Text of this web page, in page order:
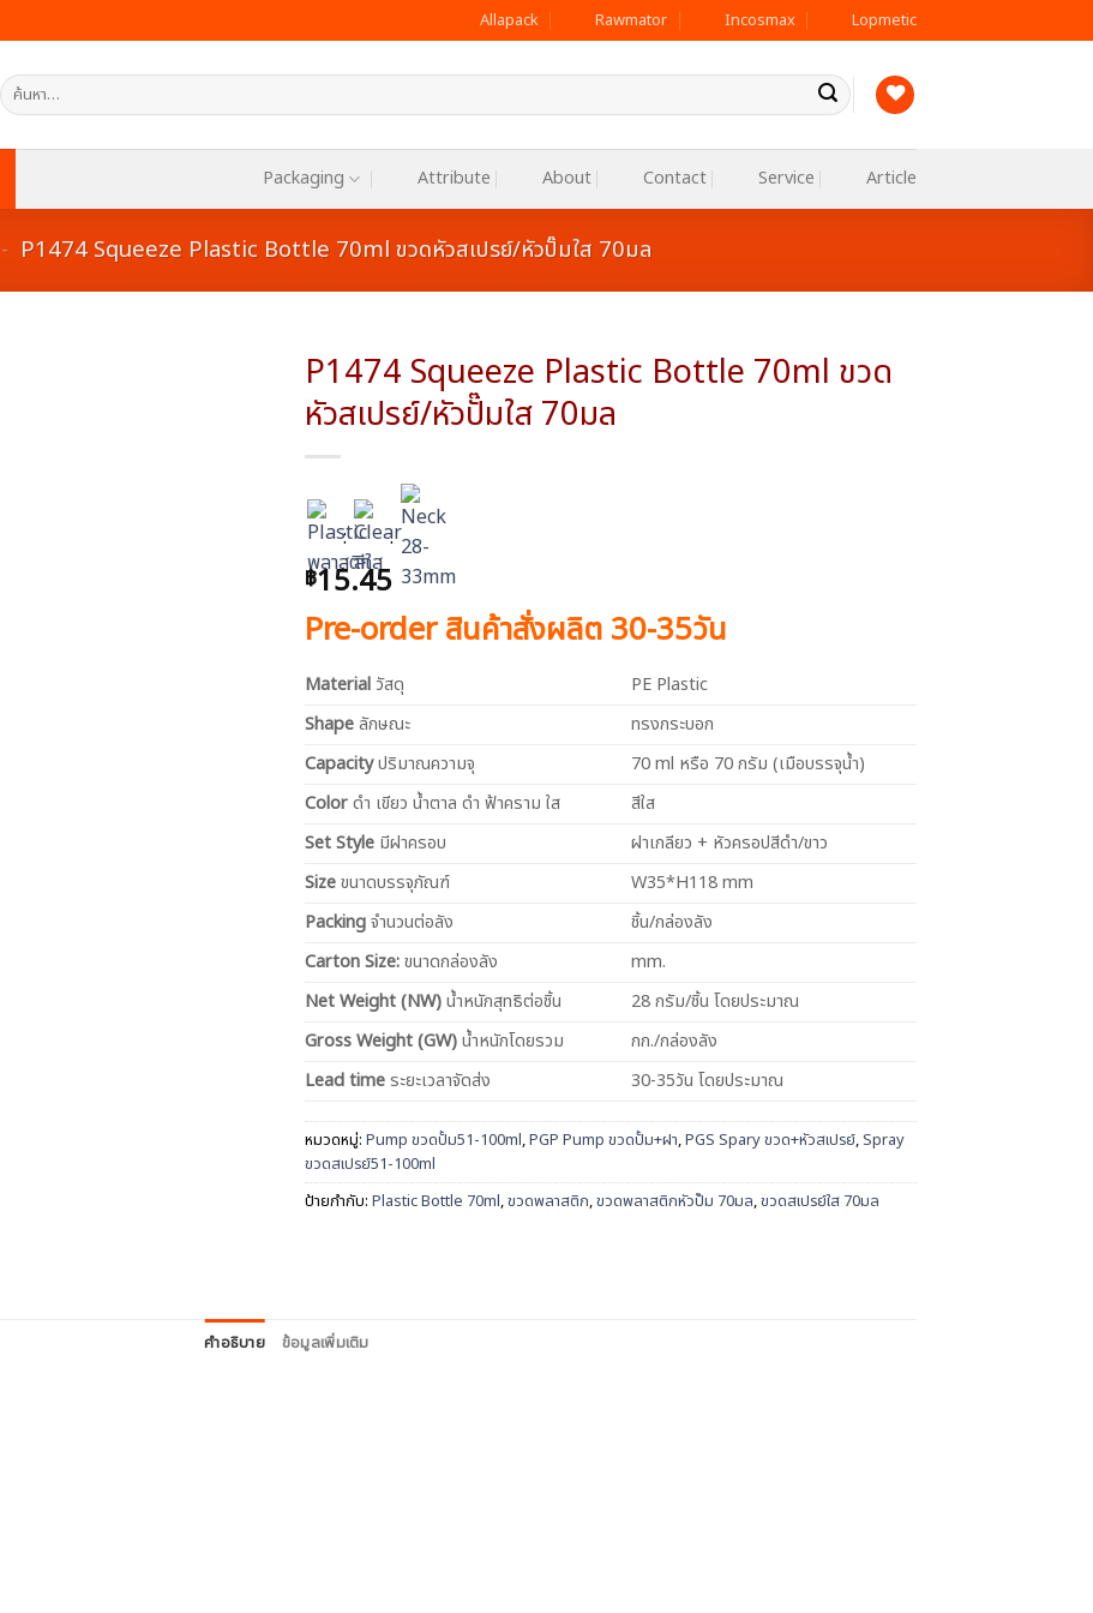
Allapack Rawmator Incosmax Lopmetic
ค้นหา:
Packaging Attribute About Contact Service Article
- P1474 Squeeze Plastic Bottle 70ml ขวดหัวสเปรย์/หัวปั๊มใส 70มล
P1474 Squeeze Plastic Bottle 70ml ขวด
หัวสเปรย์/หัวปั๊มใส 70มล
: :
฿15.45
Pre-order สินค้าสั่งผลิต 30-35วัน
Material วัสดุ
PE Plastic
Shapeลักษณะ
ทรงกระบอก
Capacityปริมาณความจุ
70 ml หรือ 70 กรัม (เมือบรรจุน้ำ)
Colorดำ เขียว น้ำตาล ดำ ฟ้าคราม ใส
สีใส
Set Style มีฝาครอบ
ฝาเกลียว + หัวครอปสีดำ/ขาว
Sizeขนาดบรรจุภัณฑ์
W35*H118 mm
Packingจำนวนต่อลัง
ชิ้น/กล่องลัง
Carton Size:ขนาดกล่องลัง
mm.
NetWeight (NW)น้ำหนักสุทธิต่อชิ้น
28 กรัม/ชิ้น โดยประมาณ
Gross Weight (GW)น้ำหนักโดยรวม
กก./กล่องลัง
Lead time ระยะเวลาจัดส่ง 30-35วัน โดยประมาณ
หมวดหมู่: Pump ขวดปั้ม51-100ml,PGP Pump ขวดปั้ม+ฝา,PGS Spary ขวด+หัวสเปรย์, Spray
ขวดสเปรย์51-100ml
ป้ายกำกับ: Plastic Bottle 70ml,ขวดพลาสติก,ขวดพลาสติกหัวปั๊ม 70มล,ขวดสเปรย์ใส 70มล
คำอธิบาย ข้อมูลเพิ่มเติม